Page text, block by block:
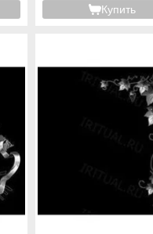
Купить